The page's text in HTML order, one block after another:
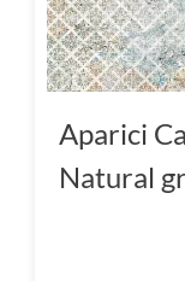
Aparici
Natural